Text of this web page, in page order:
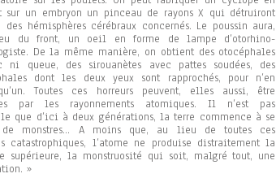
sur un embryon un pinceau de rayons X qui détruiront
hémisphères cérébraux concernés. Le poussin aura,
du front, un oeil en forme de lampe d’otorhino-
De la même manière, on obtient des otocéphales
ni queue, des sirouanètes avec pattes soudées, des
dont les deux yeux sont rapprochés, pour n’en
Toutes ces horreurs peuvent, elles aussi, être
par les rayonnements atomiques. Il n’est pas
que d’ici à deux générations, la terre commence à se
de monstres… A moins que, au lieu de toutes ces
catastrophiques, l’atome ne produise distraitement la
supérieure, la monstruosité qui soit, malgré tout, une
»